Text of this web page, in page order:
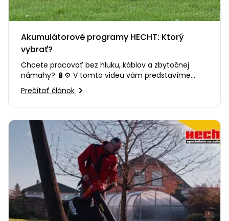
Akumulátorové programy HECHT: Ktorý
vybrať?
Chcete pracovať bez hluku, káblov a zbytočnej
námahy? 🔋⚙️ V tomto videu vám predstavíme
výhody moderného…
Prečítať článok